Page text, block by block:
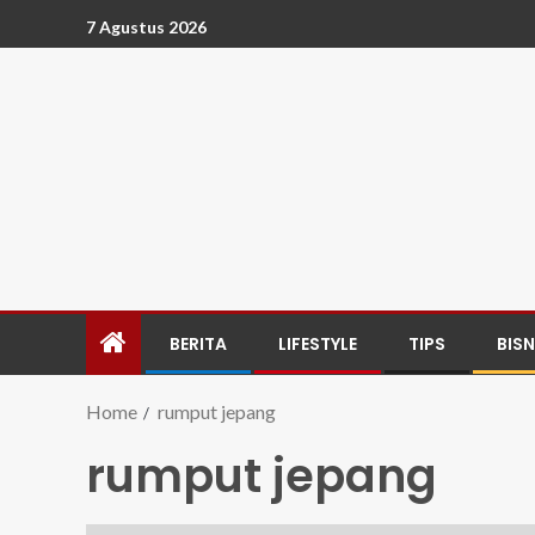
7 Agustus 2026
BERITA LIFESTYLE TIPS
Home rumput jepang
rumput jepang